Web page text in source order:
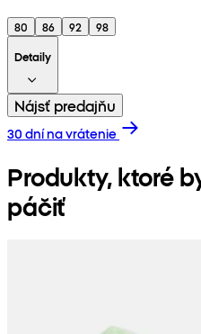
80 86 92
98
Detaily
Nájsť predajňu
30 dní na vrátenie
Produkty, ktoré
páčiť